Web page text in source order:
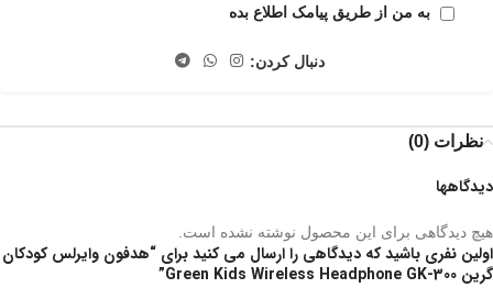
به من از طریق پیامک اطلاع بده
دنبال کردن:
نظرات (0)
دیدگاهها
هیچ دیدگاهی برای این محصول نوشته نشده است.
اولین نفری باشید که دیدگاهی را ارسال می کنید برای “هدفون وایرلس کودکان
گرین Green Kids Wireless Headphone GK-300”